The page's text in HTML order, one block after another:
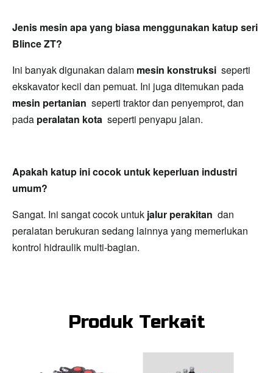
Jenis mesin apa yang biasa menggunakan katup seri
Blince ZT?
Ini banyak digunakan dalam mesin konstruksi seperti
mesin pertanian seperti traktor dan penyemprot, dan
pada peralatan kota seperti penyapu jalan.
Apakah katup ini cocok untuk keperluan industri
umum?
Sangat. Ini sangat cocok untuk jalur perakitan dan
peralatan berukuran sedang lainnya yang memerlukan
kontrol hidraulik multi-bagian.
Produk Terkait